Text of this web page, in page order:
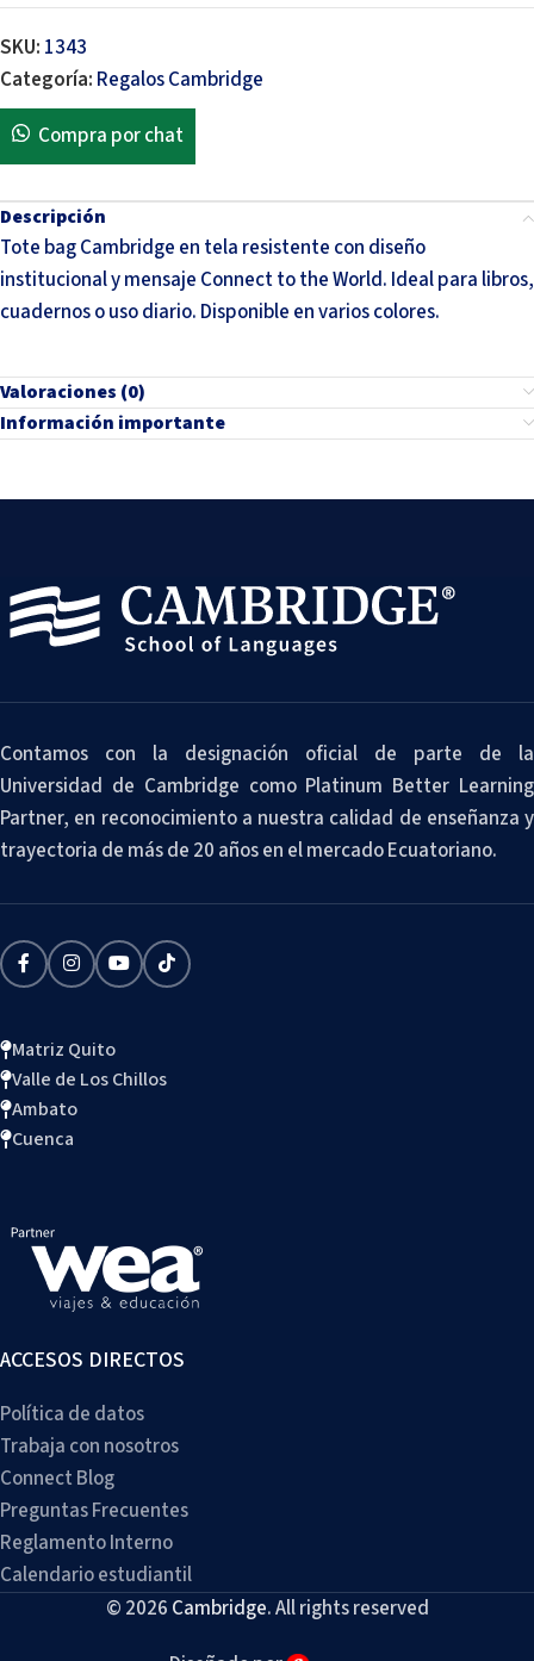
SKU: 1343
Categoría: Regalos Cambridge
Compra por chat
Descripción
Tote bag Cambridge en tela resistente con diseño
institucional y mensaje Connect to the World. Ideal para libros,
cuadernos o uso diario. Disponible en varios colores.
Valoraciones (0)
Información importante
Contamos con la designación oficial de parte de la
Universidad de Cambridge como Platinum Better Learning
Partner, en reconocimiento a nuestra calidad de enseñanza y
trayectoria de más de 20 años en el mercado Ecuatoriano.
Matriz Quito
Valle de Los Chillos
Ambato
Cuenca
ACCESOS DIRECTOS
Política de datos
Trabaja con nosotros
Connect Blog
Preguntas Frecuentes
Reglamento Interno
Calendario estudiantil
© 2026 Cambridge. All rights reserved